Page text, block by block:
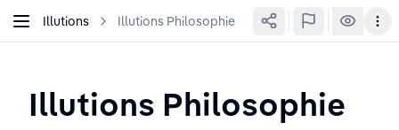
Illutions Illutions Philosophie
Illutions Philosophie